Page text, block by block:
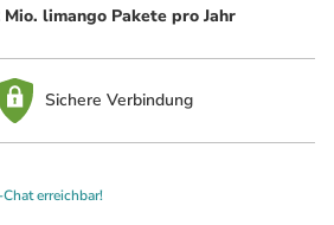
Mio. limango Pakete pro Jahr
Sichere Verbindung
erreichbar!